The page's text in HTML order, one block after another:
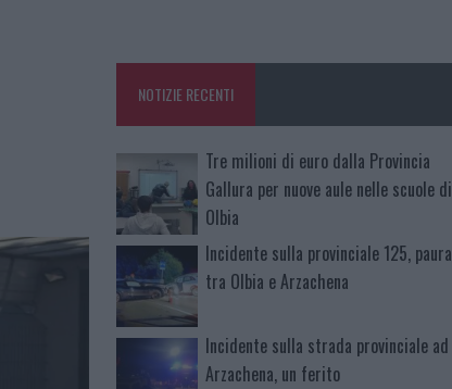
NOTIZIE RECENTI
Tre milioni di euro dalla Provincia
Gallura per nuove aule nelle scuole di
Olbia
Incidente sulla provinciale 125, paura
tra Olbia e Arzachena
Incidente sulla strada provinciale ad
Arzachena, un ferito